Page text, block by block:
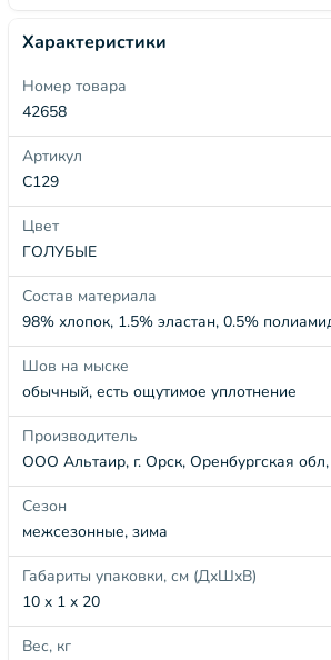
Характеристики
Номер товара
42658
Артикул
С129
Цвет
ГОЛУБЫЕ
Состав материала
98% хлопок, 1.5% эластан, 0.5%
Шов на мыске
обычный, есть ощутимое уплотнение
Производитель
ООО Альтаир, г. Орск, Оренбургская
Сезон
межсезонные, зима
Габариты упаковки, см (ДхШхВ)
10 x 1 x 20
Вес, кг